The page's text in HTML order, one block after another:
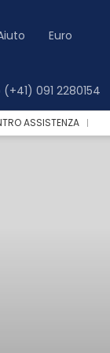
Euro
091 2280154
ASSISTENZA